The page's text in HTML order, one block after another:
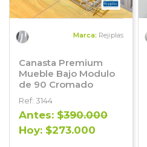
Marca: Rejiplas
Canasta Premium
Mueble Bajo Modulo
de 90 Cromado
Ref: 3144
Antes: $390.000
Hoy: $273.000